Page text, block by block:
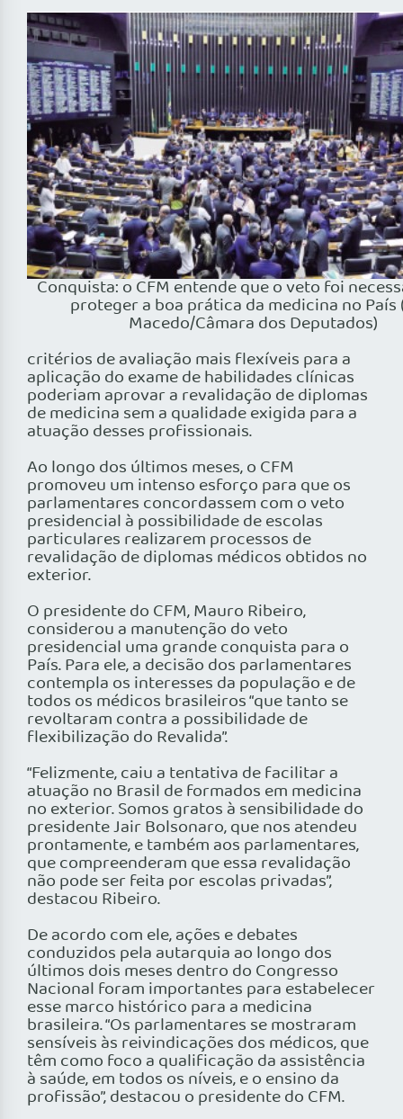
Conquista: o CFM entende que o veto foi
proteger a boa prática da medicina no País
Macedo/Câmara dos Deputados)
critérios de avaliação mais flexíveis para a
aplicação do exame de habilidades clínicas
poderiam aprovar a revalidação de diplomas
de medicina sem a qualidade exigida para a
atuação desses pro­fissionais.
Ao longo dos últimos meses, o CFM
promoveu um intenso esforço para que os
parlamentares concordassem com o veto
presidencial à possibilidade de escolas
particulares realizarem processos de
revalidação de diplomas médicos obtidos no
exterior.
O presidente do CFM, Mauro Ribeiro,
considerou a manutenção do veto
presidencial uma grande conquista para o
País. Para ele, a decisão dos parlamentares
contempla os interesses da população e de
todos os médicos brasileiros “que tanto se
revoltaram contra a possibilidade de
flexibilização do Revalida”.
“Felizmente, caiu a tentativa de facilitar a
atuação no Brasil de formados em medicina
no exterior. Somos gratos à sensibilidade do
presidente Jair Bolsonaro, que nos atendeu
prontamente, e também aos parlamentares,
que compreenderam que essa revalidação
não pode ser feita por escolas privadas”,
destacou Ribeiro.
De acordo com ele, ações e debates
conduzidos pela autarquia ao longo dos
últimos dois meses dentro do Congresso
Nacional foram importantes para estabelecer
esse marco histórico para a medicina
brasileira. “Os parlamentares se mostraram
sensíveis às reivindicações dos médicos, que
têm como foco a quali­ficação da assistência
à saúde, em todos os níveis, e o ensino da
profissão”, destacou o presidente do CFM.